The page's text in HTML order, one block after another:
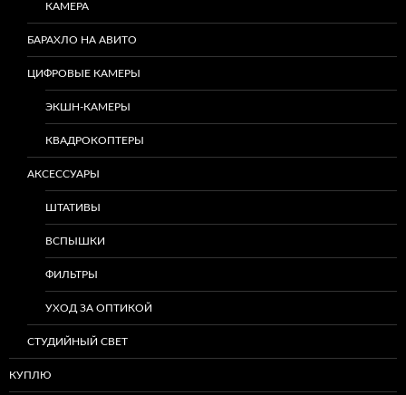
КАМЕРА
БАРАХЛО НА АВИТО
ЦИФРОВЫЕ КАМЕРЫ
ЭКШН-КАМЕРЫ
КВАДРОКОПТЕРЫ
АКСЕССУАРЫ
ШТАТИВЫ
ВСПЫШКИ
ФИЛЬТРЫ
УХОД ЗА ОПТИКОЙ
СТУДИЙНЫЙ СВЕТ
КУПЛЮ